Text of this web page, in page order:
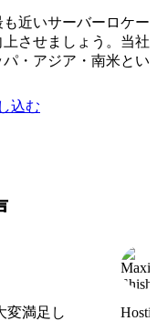
近いサーバーロケー
させましょう。当社
・アジア・南米とい
込む
変満足し